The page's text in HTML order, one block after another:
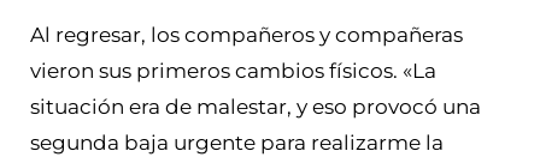
Al regresar, los compañeros y compañeras
vieron sus primeros cambios físicos. «La
situación era de malestar, y eso provocó una
segunda baja urgente para realizarme la